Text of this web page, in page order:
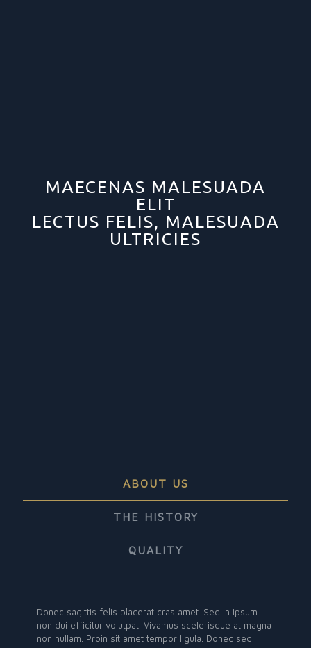
MAECENAS MALESUADA
ELIT
LECTUS FELIS, MALESUADA
ULTRICIES
ABOUT US
THE HISTORY
QUALITY
Donec sagittis felis placerat cras amet. Sed in ipsum
non dui efficitur volutpat. Vivamus scelerisque at magna
non nullam. Proin sit amet tempor ligula. Donec sed.